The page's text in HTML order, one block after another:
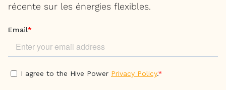
récente sur les énergies flexibles.